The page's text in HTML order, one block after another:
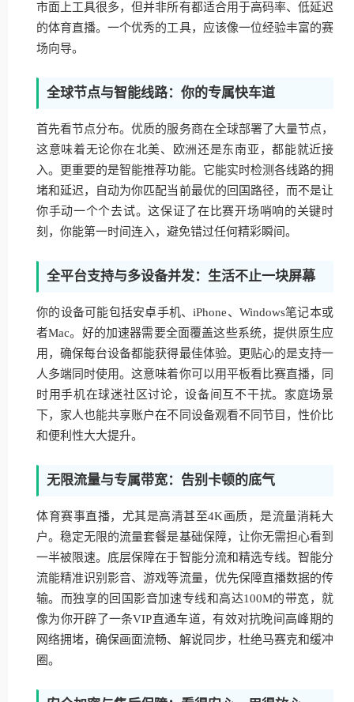
市面上工具很多，但并非所有都适合用于高码率、低延迟
的体育直播。一个优秀的工具，应该像一位经验丰富的赛
场向导。
全球节点与智能线路：你的专属快车道
首先看节点分布。优质的服务商在全球部署了大量节点，
这意味着无论你在北美、欧洲还是东南亚，都能就近接
入。更重要的是智能推荐功能。它能实时检测各线路的拥
堵和延迟，自动为你匹配当前最优的回国路径，而不是让
你手动一个个去试。这保证了在比赛开场哨响的关键时
刻，你能第一时间连入，避免错过任何精彩瞬间。
全平台支持与多设备并发：生活不止一块屏幕
你的设备可能包括安卓手机、iPhone、Windows笔记本或
者Mac。好的加速器需要全面覆盖这些系统，提供原生应
用，确保每台设备都能获得最佳体验。更贴心的是支持一
人多端同时使用。这意味着你可以用平板看比赛直播，同
时用手机在球迷社区讨论，设备间互不干扰。家庭场景
下，家人也能共享账户在不同设备观看不同节目，性价比
和便利性大大提升。
无限流量与专属带宽：告别卡顿的底气
体育赛事直播，尤其是高清甚至4K画质，是流量消耗大
户。稳定无限的流量套餐是基础保障，让你无需担心看到
一半被限速。底层保障在于智能分流和精选专线。智能分
流能精准识别影音、游戏等流量，优先保障直播数据的传
输。而独享的回国影音加速专线和高达100M的带宽，就
像为你开辟了一条VIP直通车道，有效对抗晚间高峰期的
网络拥堵，确保画面流畅、解说同步，杜绝马赛克和缓冲
圈。